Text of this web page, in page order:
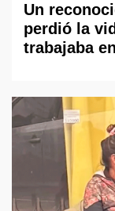
Un
perdió la
trabajaba